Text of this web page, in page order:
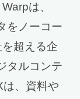
は、
をノーコー
超える企
タルコンテ
、資料や